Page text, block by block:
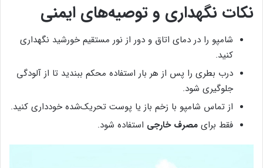
نکات نگهداری و توصیه‌های ایمنی
شامپو را در دمای اتاق و دور از نور مستقیم خورشید نگهداری
کنید.
درب بطری را پس از هر بار استفاده محکم ببندید تا از آلودگی
جلوگیری شود.
از تماس شامپو با زخم باز یا پوست تحریک‌شده خودداری کنید.
فقط برای مصرف خارجی استفاده شود.